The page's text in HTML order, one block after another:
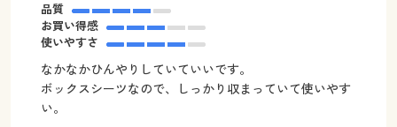
品質
お買い得感
使いやすさ
なかなかひんやりしていていいです。
ボックスシーツなので、しっかり収まっていて使いやす
い。